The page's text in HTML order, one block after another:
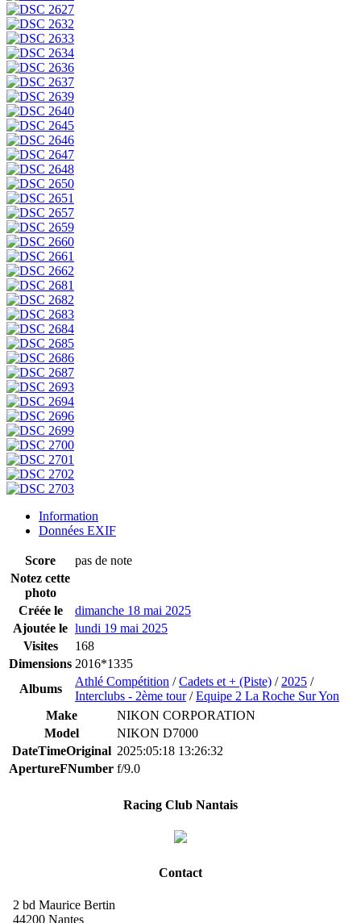
Information
Données EXIF
Score
pas de note
Notez cette
photo
Créée le
dimanche 18 mai 2025
Ajoutée le lundi 19 mai 2025
Visites
168
Dimensions 2016*1335
Albums
Athlé Compétition /Cadets et + (Piste) / 2025 /
Interclubs - 2ème tour/Equipe 2 La Roche Sur Yon
Make
NIKON CORPORATION
Model
NIKON D7000
DateTimeOriginal 2025:05:18 13:26:32
ApertureFNumber f/9.0
Racing Club Nantais
Contact
2 bd Maurice Bertin
44200 Nantes